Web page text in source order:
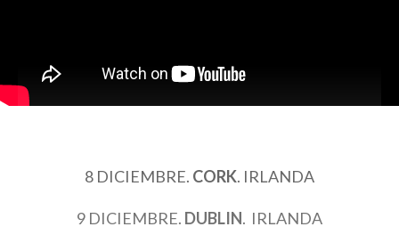
8 DICIEMBRE. CORK. IRLANDA
9 DICIEMBRE. DUBLIN. IRLANDA